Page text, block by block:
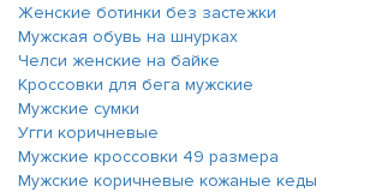
Женские ботинки без застежки
Мужская обувь на шнурках
Челси женские на байке
Кроссовки для бега мужские
Мужские сумки
Угги коричневые
Мужские кроссовки 49 размера
Мужские коричневые кожаные кеды